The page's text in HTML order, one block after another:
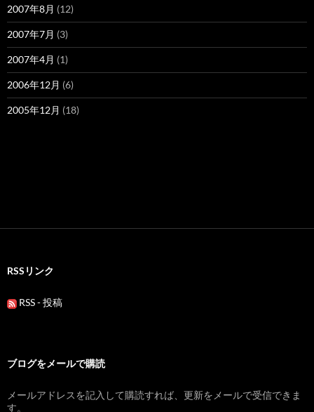
2007年8月 (12)
2007年7月 (3)
2007年4月 (1)
2006年12月 (6)
2005年12月 (18)
RSSリンク
RSS - 投稿
ブログをメールで購読
メールアドレスを記入して購読すれば、更新をメールで受信できま
す。